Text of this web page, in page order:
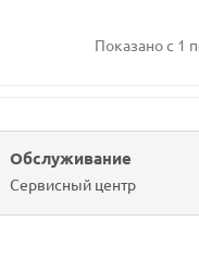
Показано с 1
Обслуживание
Сервисный центр